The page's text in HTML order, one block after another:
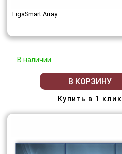
LigaSmart Array
В наличии
В КОРЗИНУ
Купить в 1 клик